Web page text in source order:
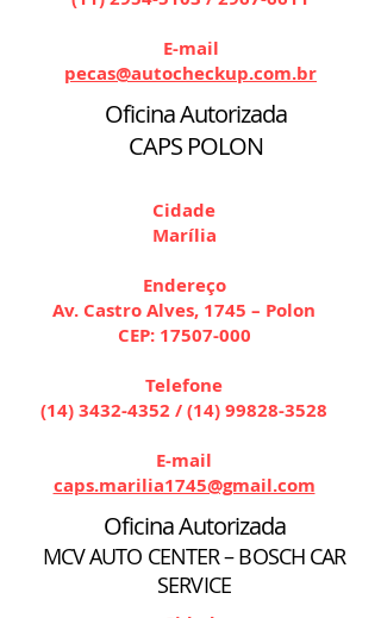
E-mail
pecas@autocheckup.com.br
Oficina Autorizada
CAPS POLON
Cidade
Marília
Endereço
Av. Castro Alves, 1745 – Polon
CEP: 17507-000
Telefone
(14) 3432-4352 /(14) 99828-3528
E-mail
caps.marilia1745@gmail.com
Oficina Autorizada
MCV AUTO CENTER – BOSCH CAR
SERVICE